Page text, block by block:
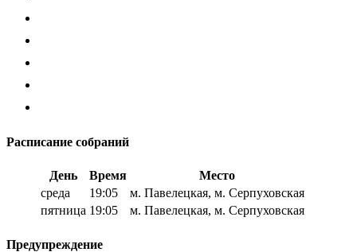
Расписание собраний
День Время
Место
среда
19:05
м. Павелецкая, м. Серпуховская
пятница 19:05 м. Павелецкая, м. Серпуховская
Предупреждение